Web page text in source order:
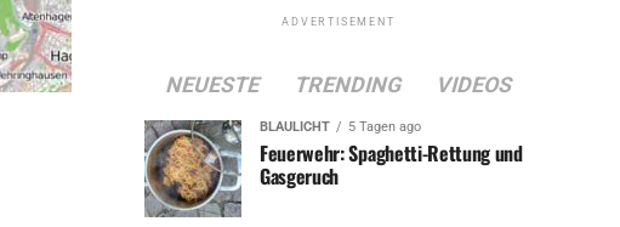
ADVERTISEMENT
NEUESTE TRENDING VIDEOS
BLAULICHT 5 Tagen ago
Feuerwehr: Spaghetti-Rettung und
Gasgeruch